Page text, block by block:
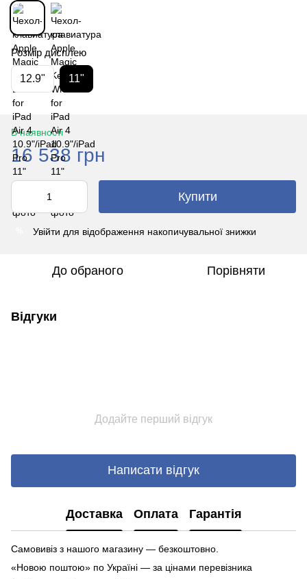
Розмір дисплею
12.9" 11"
В наявності
16 538 грн
Купити
Увійти для відображення накопичувальної знижки
До обраного Порівняти
Відгуки
Додайте перший відгук
Написати відгук
Доставка Оплата Гарантія
Самовивіз з нашого магазину — безкоштовно.
«Новою поштою» по Україні — за цінами перевізника